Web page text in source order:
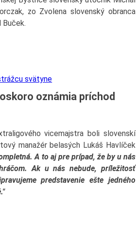
zo Zvolena slovenský obranca
Buček.
svätyne
oznámia príchod
vicemajstra boli slovenskí
manažér belasých Lukáš Havlíček
A to aj pre prípad, že by u nás
Ak u nás nebude, príležitosť
predstavenie ešte jedného